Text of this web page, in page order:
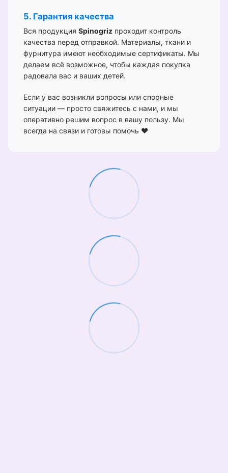
5. Гарантия качества
Вся продукция Spinogriz проходит контроль
качества перед отправкой. Материалы, ткани и
фурнитура имеют необходимые сертификаты. Мы
делаем всё возможное, чтобы каждая покупка
радовала вас и ваших детей.
Если у вас возникли вопросы или спорные
ситуации — просто свяжитесь с нами, и мы
оперативно решим вопрос в вашу пользу. Мы
всегда на связи и готовы помочь ❤️